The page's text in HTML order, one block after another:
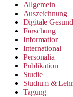
Allgemein
Auszeichnung
Digitale
Forschung
Information
International
Personalia
Publikation
Studie
Studium &
Tagung